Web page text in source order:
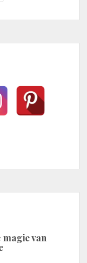
magie van